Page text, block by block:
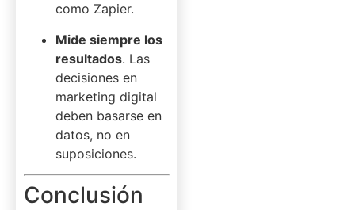
como Zapier.
Mide siempre los
resultados. Las
decisiones en
marketing digital
deben basarse en
datos, no en
suposiciones.
Conclusión